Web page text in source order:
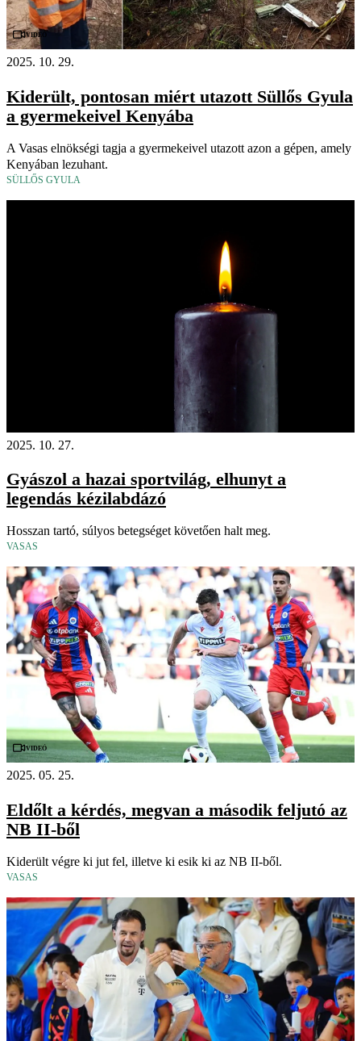
Videó
2025. 10. 29.
Kiderült, pontosan miért utazott Süllős Gyula
a gyermekeivel Kenyába
A Vasas elnökségi tagja a gyermekeivel utazott azon a gépen, amely
Kenyában lezuhant.
SÜLLŐS GYULA
2025. 10. 27.
Gyászol a hazai sportvilág, elhunyt a
legendás kézilabdázó
Hosszan tartó, súlyos betegséget követően halt meg.
VASAS
Videó
2025. 05. 25.
Eldőlt a kérdés, megvan a második feljutó az
NB II-ből
Kiderült végre ki jut fel, illetve ki esik ki az NB II-ből.
VASAS